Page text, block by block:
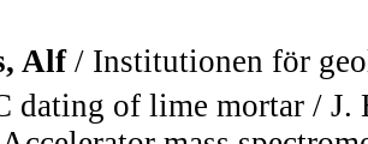
Alf/ Institutionen för
dating of lime mortar / J.